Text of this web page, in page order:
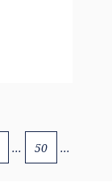
... 50 ...